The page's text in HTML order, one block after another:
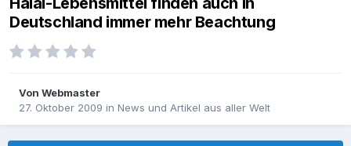
Deutschland immer mehr Beachtung
Von Webmaster
27. Oktober 2009 in News und Artikel aus aller Welt